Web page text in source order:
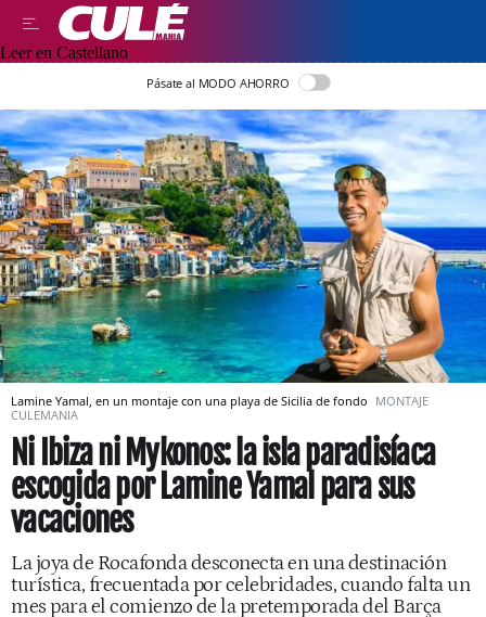
Leer en Castellano
Pásate al MODO AHORRO
Lamine Yamal, en un montaje con una playa de Sicilia de fondo MONTAJE
CULEMANIA
Ni Ibiza ni Mykonos: la isla paradisíaca
escogida por Lamine Yamal para sus
vacaciones
La joya de Rocafonda desconecta en una destinación
turística, frecuentada por celebridades, cuando falta un
mes para el comienzo de la pretemporada del Barça